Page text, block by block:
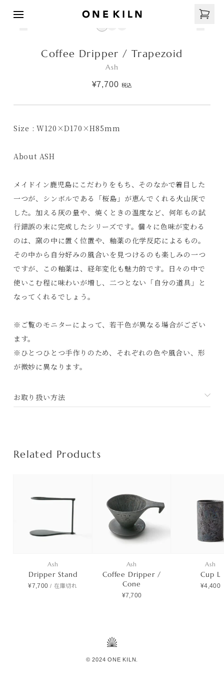
Journals
利用規約
Coffee Dripper / Trapezoid
Ash
¥7,700 税込
Size : W120×D170×H85mm
About ASH
メイドイン鹿児島にこだわりをもち、そのなかで着目した
一つが、シンボルである「桜島」が恵んでくれる火山灰で
した。加える灰の量や、焼くときの温度など、何年もの試
行錯誤の末に完成したシリーズです。個々に色味が変わる
のは、窯の中に置く位置や、釉薬の化学反応によるもの。
その中から自分好みの風合いを見つけるのも楽しみの一つ
ですが、この釉薬は、経年変化も魅力的です。日々の中で
使いこむ程に味わいが増し、二つとない「自分の道具」と
なってくれるでしょう。
※ご覧のモニターによって、若干色が異なる場合がござい
ます。
※ひとつひとつ手作りのため、それぞれの色や風合い、形
が微妙に異なります。
お取り扱い方法
Related Products
Ash
Dripper Stand
¥7,700 / 在庫切れ
Ash
Coffee Dripper /
Cone
¥7,700
Ash
Cup L
¥4,400
© 2024 ONE KILN.